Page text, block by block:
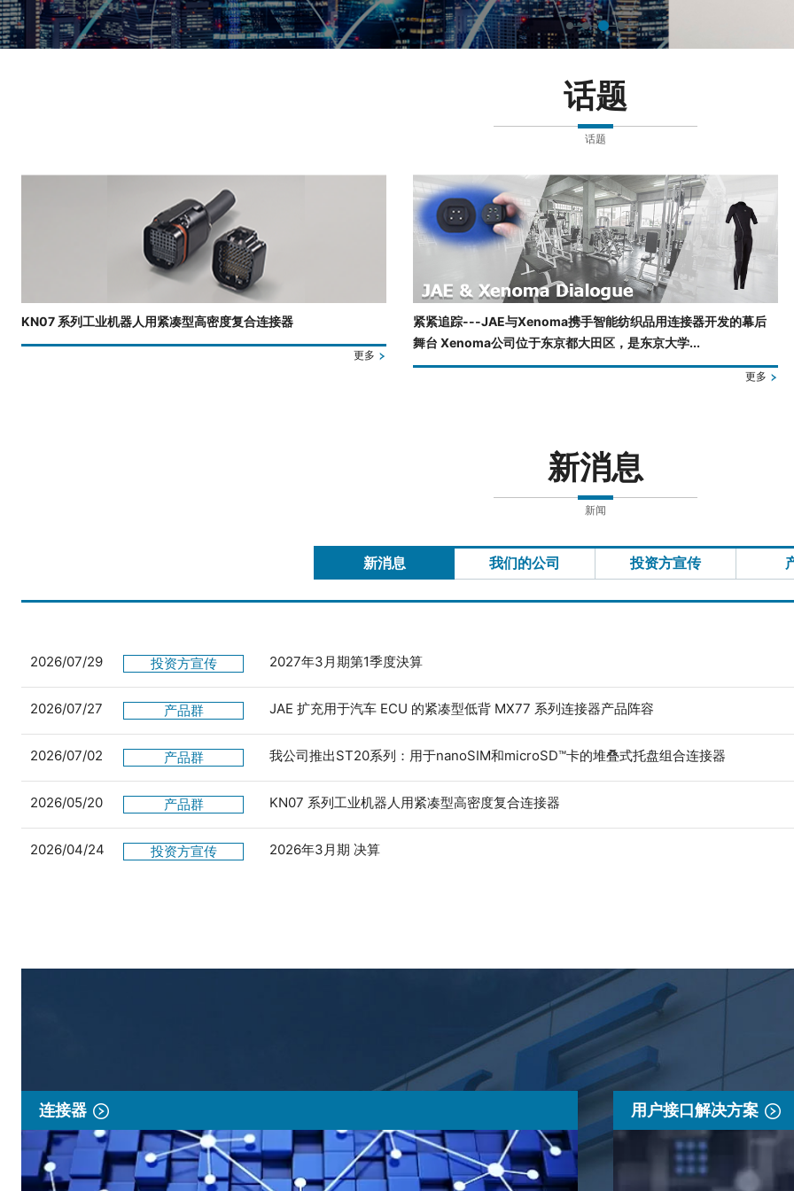
话题
话题
KN07 系列工业机器人用紧凑型高密度复合连接器
更多
紧紧追踪---JAE与Xenoma携手智能纺织品用连接器开发的幕后
舞台 Xenoma公司位于东京都大田区，是东京大学...
更多
新消息
新闻
新消息 我们的公司 投资方宣传
2026/07/29 投资方宣传 2027年3月期第1季度決算
2026/07/27 产品群 JAE 扩充用于汽车 ECU 的紧凑型低背 MX77 系列连接器产品阵容
2026/07/02 产品群 我公司推出ST20系列：用于nanoSIM和microSD™卡的堆叠式托盘组合连接器
2026/05/20 产品群 KN07 系列工业机器人用紧凑型高密度复合连接器
2026/04/24 投资方宣传 2026年3月期 决算
连接器 用户接口解决方案